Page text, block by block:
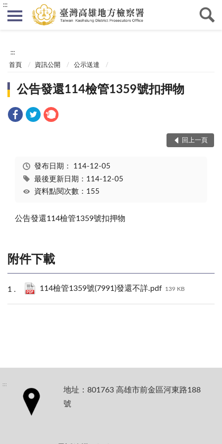
:::
:::
首頁 資訊公開 公示送達
公告發還114檢管1359號扣押物
回上一頁
發布日期： 114-12-05
最後更新日期：114-12-05
資料點閱次數：155
公告發還114檢管1359號扣押物
附件下載
114檢管1359號(7991)發還不詳.pdf 139 KB
:::
地址：801763 高雄市前金區河東路188
號